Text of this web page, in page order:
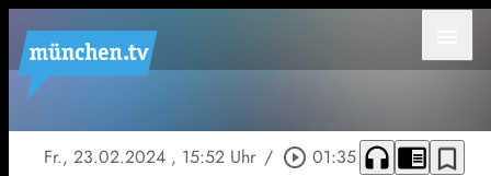
Fr., 23.02.2024 , 15:52 Uhr / play_circle_outline 01:35 headphones chrome_reader_mode bookmark_border